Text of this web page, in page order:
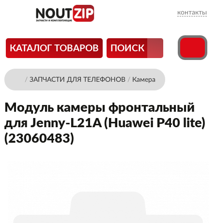
контакты
КАТАЛОГ ТОВАРОВ ПОИСК
/ ЗАПЧАСТИ ДЛЯ ТЕЛЕФОНОВ/ Камера
Модуль камеры фронтальный
для Jenny-L21A (Huawei P40 lite)
(23060483)